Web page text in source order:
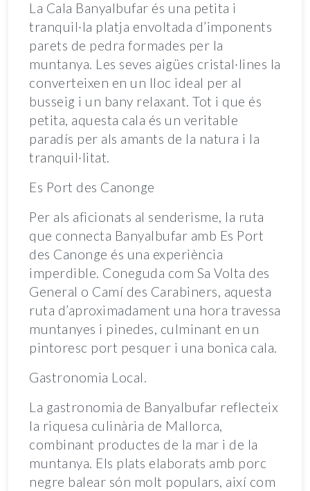
La Cala Banyalbufar és una petita i
tranquil·la platja envoltada d’imponents
parets de pedra formades per la
muntanya. Les seves aigües cristal·lines la
converteixen en un lloc ideal per al
busseig i un bany relaxant. Tot i que és
petita, aquesta cala és un veritable
paradís per als amants de la natura i la
tranquil·litat.
Es Port des Canonge
Per als aficionats al senderisme, la ruta
que connecta Banyalbufar amb Es Port
des Canonge és una experiència
imperdible. Coneguda com Sa Volta des
General o Camí des Carabiners, aquesta
ruta d’aproximadament una hora travessa
muntanyes i pinedes, culminant en un
pintoresc port pesquer i una bonica cala.
Gastronomia Local.
La gastronomia de Banyalbufar reflecteix
la riquesa culinària de Mallorca,
combinant productes de la mar i de la
muntanya. Els plats elaborats amb porc
negre balear són molt populars, així com